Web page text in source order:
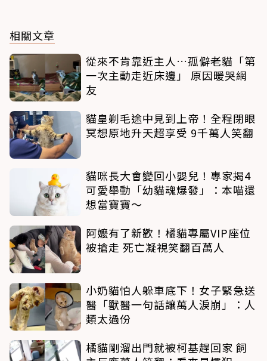
相關文章
從來不肯靠近主人…孤僻老貓「第
一次主動走近床邊」 原因暖哭網
友
貓皇剃毛途中見到上帝！全程閉眼
冥想原地升天超享受 9千萬人笑翻
貓咪長大會變回小嬰兒！專家揭4
可愛舉動「幼貓魂爆發」：本喵還
想當寶寶～
阿嬤有了新歡！橘貓專屬VIP座位
被搶走 死亡凝視笑翻百萬人
小奶貓怕人躲車底下！女子緊急送
醫「獸醫一句話讓萬人淚崩」：人
類太過份
橘貓剛溜出門就被柯基趕回家 飼